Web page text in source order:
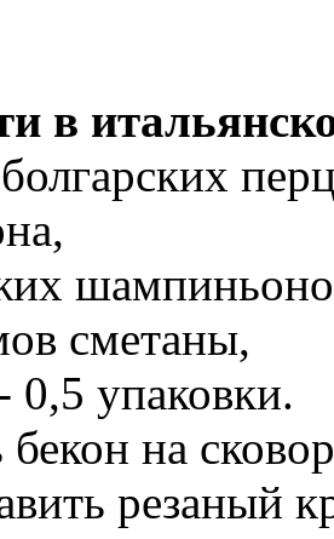
в
сметаны,
0,5 упаковки.
на
резаный